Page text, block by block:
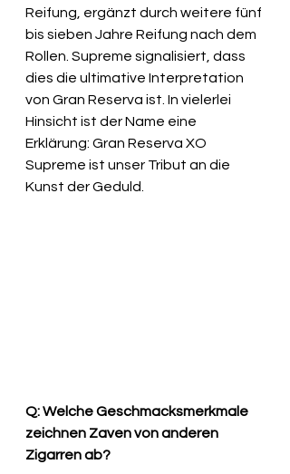
Reifung, ergänzt durch weitere fünf
bis sieben Jahre Reifung nach dem
Rollen. Supreme signalisiert, dass
dies die ultimative Interpretation
von Gran Reserva ist. In vielerlei
Hinsicht ist der Name eine
Erklärung: Gran Reserva XO
Supreme ist unser Tribut an die
Kunst der Geduld.
Q: Welche Geschmacksmerkmale
zeichnen Zaven von anderen
Zigarren ab?